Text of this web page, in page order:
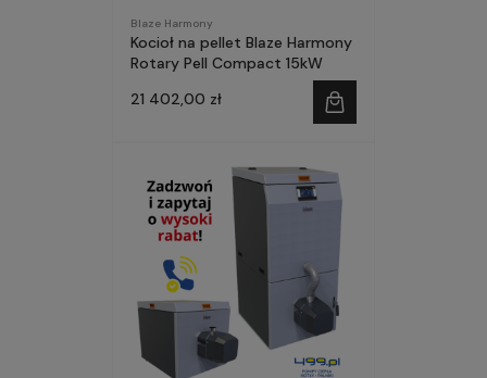
Blaze Harmony
Kocioł na pellet Blaze Harmony
Rotary Pell Compact 15kW
21 402,00 zł